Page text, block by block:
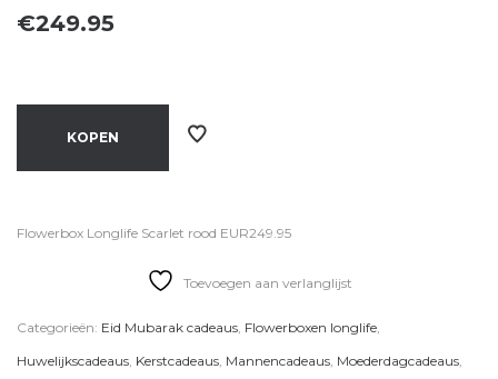
€249.95
KOPEN
Flowerbox Longlife Scarlet rood EUR249.95
Toevoegen aan verlanglijst
Categorieën: Eid Mubarak cadeaus, Flowerboxen longlife,
Huwelijkscadeaus, Kerstcadeaus, Mannencadeaus, Moederdagcadeaus,